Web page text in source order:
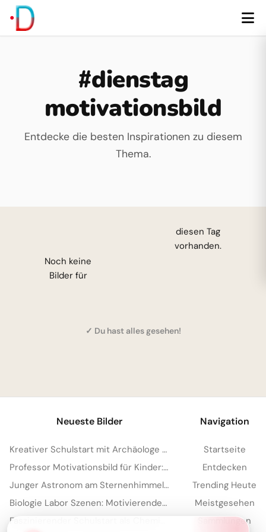
#dienstag
motivationsbild
Entdecke die besten Inspirationen zu diesem
Thema.
Noch keine
Bilder für
diesen Tag
vorhanden.
✓ Du hast alles gesehen!
Neueste Bilder
Kreativer Schulstart mit Archäologe Bild für Facebook Seiten
Professor Motivationsbild für Kinder: Lerne Lust für Instagram Stories und Schule
Junger Astronom am Sternenhimmel: Motivierende Schulstartbilder für Instagram und Träume
Biologie Labor Szenen: Motivierende Schulstart Grafiken und Lernbilder für YouTube
Navigation
Startseite
Entdecken
Trending Heute
Meistgesehen
Sammlungen